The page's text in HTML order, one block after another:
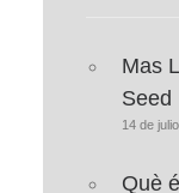
Mas
Seed
14 de
Què